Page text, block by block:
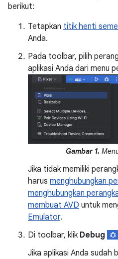
berikut:
Tetapkan titik henti
Anda.
Pada toolbar, pilih
aplikasi Anda dari menu
Gambar 1.
Jika tidak memiliki
harus menghubungkan
menghubungkan
membuat AVD untuk
Emulator.
Di toolbar, klik Debug
Jika aplikasi Anda sudah